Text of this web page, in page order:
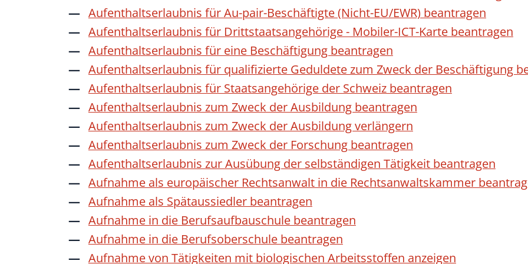
Aufenthaltserlaubnis für Au-pair-Beschäftigte (Nicht-EU/EWR) beantragen
Aufenthaltserlaubnis für Drittstaatsangehörige - Mobiler-ICT-Karte beantragen
Aufenthaltserlaubnis für eine Beschäftigung beantragen
Aufenthaltserlaubnis für qualifizierte Geduldete zum Zweck der Beschäftigung
Aufenthaltserlaubnis für Staatsangehörige der Schweiz beantragen
Aufenthaltserlaubnis zum Zweck der Ausbildung beantragen
Aufenthaltserlaubnis zum Zweck der Ausbildung verlängern
Aufenthaltserlaubnis zum Zweck der Forschung beantragen
Aufenthaltserlaubnis zur Ausübung der selbständigen Tätigkeit beantragen
Aufnahme als europäischer Rechtsanwalt in die Rechtsanwaltskammer
Aufnahme als Spätaussiedler beantragen
Aufnahme in die Berufsaufbauschule beantragen
Aufnahme in die Berufsoberschule beantragen
Aufnahme von Tätigkeiten mit biologischen Arbeitsstoffen anzeigen